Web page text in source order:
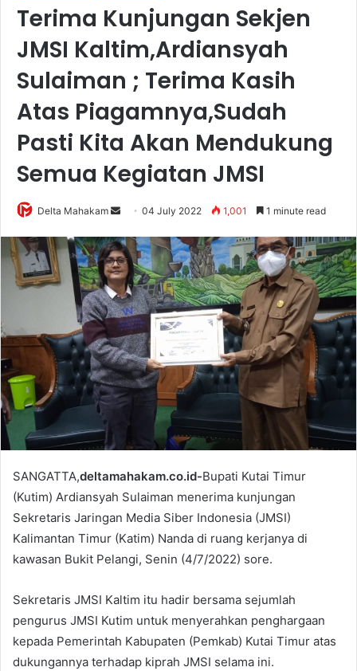
Terima Kunjungan Sekjen
JMSI Kaltim,Ardiansyah
Sulaiman ; Terima Kasih
Atas Piagamnya,Sudah
Pasti Kita Akan Mendukung
Semua Kegiatan JMSI
Delta Mahakam
n
d
a
n
e
m
a
i
l
04 July 2022 1,001 1 minute read
SANGATTA,deltamahakam.co.id-Bupati Kutai Timur
(Kutim) Ardiansyah Sulaiman menerima kunjungan
Sekretaris Jaringan Media Siber Indonesia (JMSI)
Kalimantan Timur (Katim) Nanda di ruang kerjanya di
kawasan Bukit Pelangi, Senin (4/7/2022) sore.
Sekretaris JMSI Kaltim itu hadir bersama sejumlah
pengurus JMSI Kutim untuk menyerahkan penghargaan
kepada Pemerintah Kabupaten (Pemkab) Kutai Timur atas
dukungannya terhadap kiprah JMSI selama ini.